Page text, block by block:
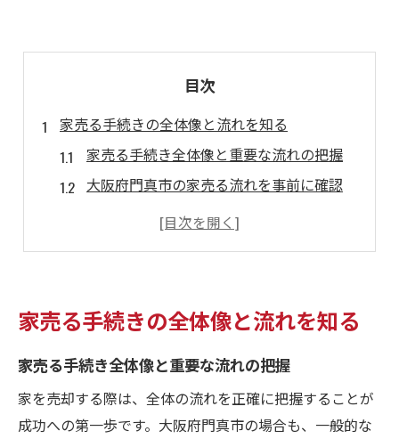
目次
家売る手続きの全体像と流れを知る
家売る手続き全体像と重要な流れの把握
大阪府門真市の家売る流れを事前に確認
家売る手続きのポイントと準備項目解説
大阪府門真市で家売る際の法的注意点
家売る時に必要な市有地規制への対応
家売る際に起こりやすいトラブル事例
家売る時の門真市特有の制度を理解
家売る手続きの全体像と流れを知る
家売る手続き全体像と重要な流れの把握
家を売却する際は、全体の流れを正確に把握することが
成功への第一歩です。大阪府門真市の場合も、一般的な